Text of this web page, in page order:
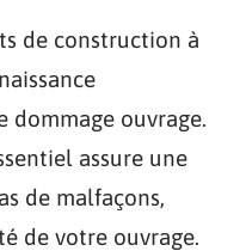
de construction à
dommage ouvrage.
assure une
de malfaçons,
de votre ouvrage.